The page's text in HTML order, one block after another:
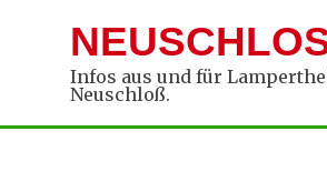
Infos aus und für
Neuschloß.